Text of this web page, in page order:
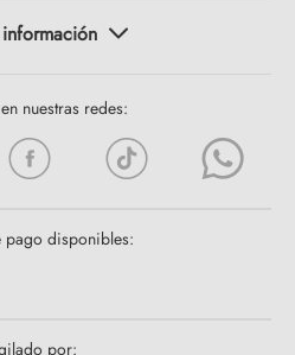
nuestras redes:
pago disponibles:
por: